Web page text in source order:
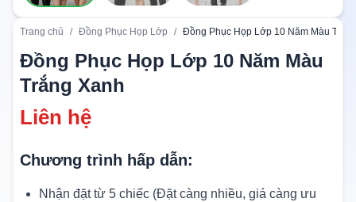
Trang chủ / Đồng Phục Họp Lớp / Đồng Phục Họp Lớp 10 Năm Màu
Đồng Phục Họp Lớp 10 Năm Màu
Trắng Xanh
Liên hệ
Chương trình hấp dẫn:
Nhận đặt từ 5 chiếc (Đặt càng nhiều, giá càng ưu